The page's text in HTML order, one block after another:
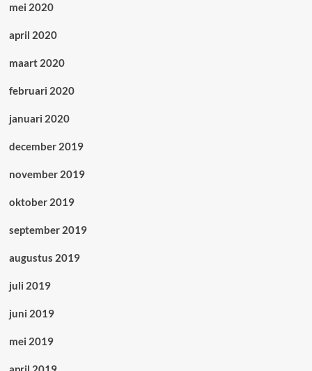
mei 2020
april 2020
maart 2020
februari 2020
januari 2020
december 2019
november 2019
oktober 2019
september 2019
augustus 2019
juli 2019
juni 2019
mei 2019